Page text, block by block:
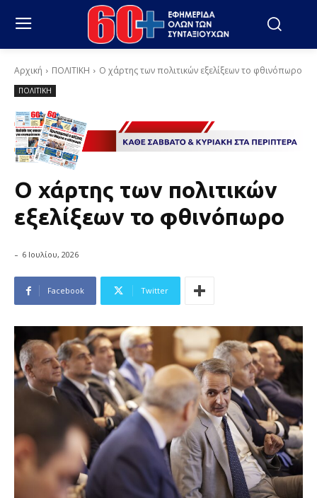
Αρχική ΠΟΛΙΤΙΚΗ Ο χάρτης των πολιτικών εξελίξεων το φθινόπωρο
ΠΟΛΙΤΙΚΗ
Ο χάρτης των πολιτικών
εξελίξεων το φθινόπωρο
- 6 Ιουλίου, 2026
Facebook Twitter